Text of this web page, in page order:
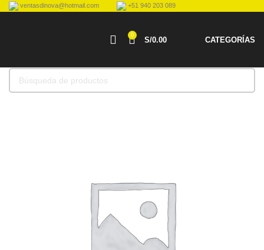
ventasdinova@hotmail.com +51 940 203 089
0
S/0.00 CATEGORÍAS